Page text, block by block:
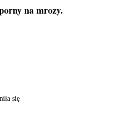
na mrozy.
się